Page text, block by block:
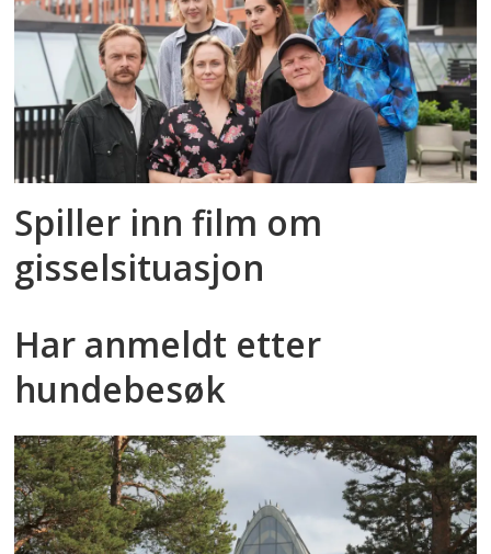
Spiller inn film om
gisselsituasjon
Har anmeldt etter
hundebesøk